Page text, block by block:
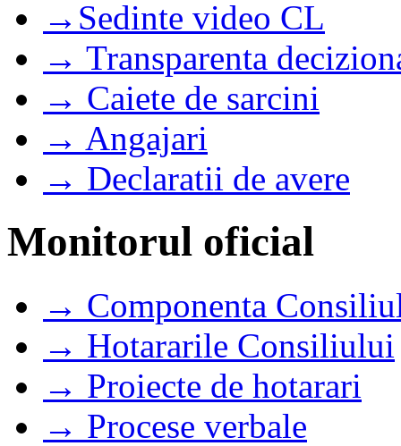
→Sedinte video CL
→ Transparenta
→ Caiete de sarcini
→ Angajari
→ Declaratii de avere
Monitorul oficial
→ Componenta
→ Hotararile Consiliului
→ Proiecte de hotarari
→ Procese verbale